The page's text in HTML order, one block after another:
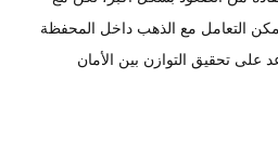
التعامل مع الذهب داخل المحفظة
تحقيق التوازن بين الأمان